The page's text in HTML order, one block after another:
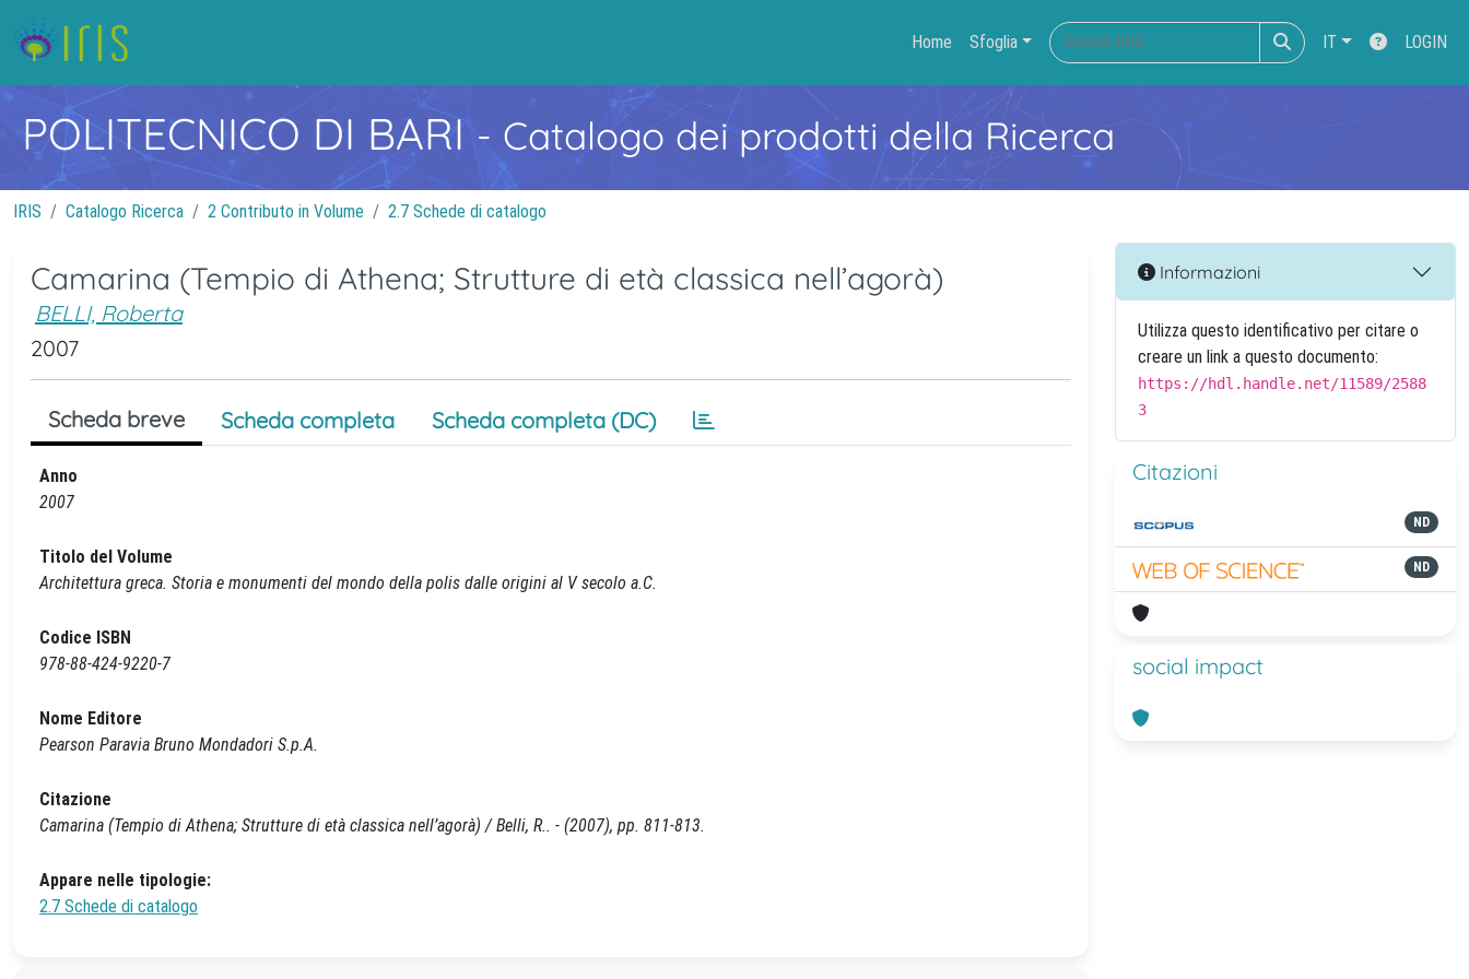
Home Sfoglia IT LOGIN
POLITECNICO DI BARI- Catalogo dei prodotti della Ricerca
IRIS Catalogo Ricerca 2 Contributo in Volume 2.7 Schede di catalogo
Camarina (Tempio di Athena; Strutture di età classica nell’agorà)
BELLI, Roberta
2007
Scheda breve Scheda completa Scheda completa (DC)
Anno
2007
Titolo del Volume
Architettura greca. Storia e monumenti del mondo della polis dalle origini al V secolo a.C.
Codice ISBN
978-88-424-9220-7
Nome Editore
Pearson Paravia Bruno Mondadori S.p.A.
Citazione
Camarina (Tempio di Athena; Strutture di età classica nell’agorà) / Belli, R.. - (2007), pp. 811-813.
Appare nelle tipologie:
2.7 Schede di catalogo
Informazioni
Utilizza questo identificativo per citare o
creare un link a questo documento:
https://hdl.handle.net/11589/2588
3
Citazioni
ND
ND
social impact